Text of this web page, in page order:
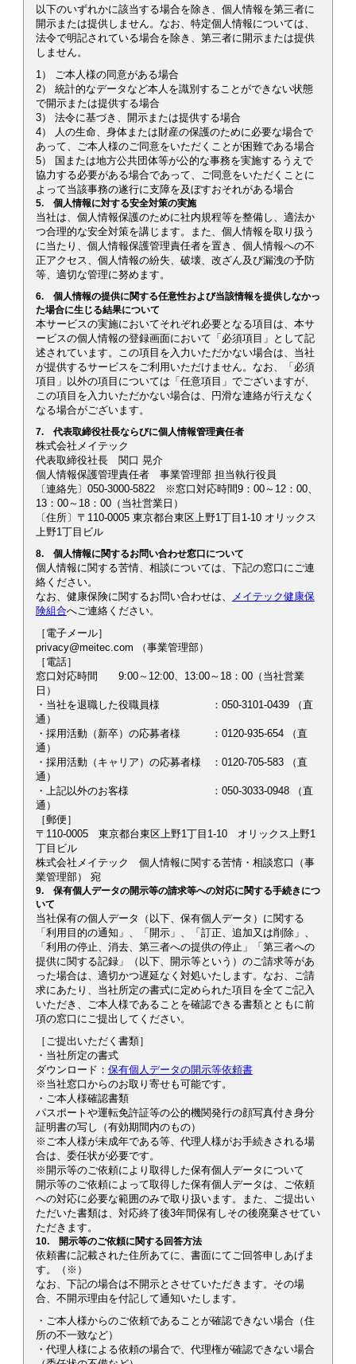
以下のいずれかに該当する場合を除き、個人情報を第三者に
開示または提供しません。なお、特定個人情報については、
法令で明記されている場合を除き、第三者に開示または提供
しません。
1） ご本人様の同意がある場合
2） 統計的なデータなど本人を識別することができない状態
で開示または提供する場合
3） 法令に基づき、開示または提供する場合
4） 人の生命、身体または財産の保護のために必要な場合で
あって、ご本人様のご同意をいただくことが困難である場合
5） 国または地方公共団体等が公的な事務を実施するうえで
協力する必要がある場合であって、ご同意をいただくことに
よって当該事務の遂行に支障を及ぼすおそれがある場合
5. 個人情報に対する安全対策の実施
当社は、個人情報保護のために社内規程等を整備し、適法か
つ合理的な安全対策を講じます。また、個人情報を取り扱う
に当たり、個人情報保護管理責任者を置き、個人情報への不
正アクセス、個人情報の紛失、破壊、改ざん及び漏洩の予防
等、適切な管理に努めます。
6. 個人情報の提供に関する任意性および当該情報を提供しなかっ
た場合に生じる結果について
本サービスの実施においてそれぞれ必要となる項目は、本サ
ービスの個人情報の登録画面において「必須項目」として記
述されています。この項目を入力いただかない場合は、当社
が提供するサービスをご利用いただけません。なお、「必須
項目」以外の項目については「任意項目」でございますが、
この項目を入力いただかない場合は、円滑な連絡が行えなく
なる場合がございます。
7. 代表取締役社長ならびに個人情報管理責任者
株式会社メイテック
代表取締役社長 関口 晃介
個人情報保護管理責任者 事業管理部 担当執行役員
〔連絡先〕050-3000-5822 ※窓口対応時間9：00～12：00、
13：00～18：00（当社営業日）
〔住所〕〒110-0005 東京都台東区上野1丁目1-10 オリックス
上野1丁目ビル
8. 個人情報に関するお問い合わせ窓口について
個人情報に関する苦情、相談については、下記の窓口にご連
絡ください。
なお、健康保険に関するお問い合わせは、
メイテック健康保
険組合へご連絡ください。
［電子メール］
privacy@meitec.com （事業管理部）
［電話］
窓口対応時間 9:00～12:00、13:00～18：00（当社営業
日）
・当社を退職した役職員様 ：050-3101-0439 （直
通）
・採用活動（新卒）の応募者様 ：0120-935-654 （直
通）
・採用活動（キャリア）の応募者様 ：0120-705-583 （直
通）
・上記以外のお客様 ：050-3033-0948 （直
通）
［郵便］
〒110-0005 東京都台東区上野1丁目1-10 オリックス上野1
丁目ビル
株式会社メイテック 個人情報に関する苦情・相談窓口（事
業管理部） 宛
9. 保有個人データの開示等の請求等への対応に関する手続きにつ
いて
当社保有の個人データ（以下、保有個人データ）に関する
「利用目的の通知」、「開示」、「訂正、追加又は削除」、
「利用の停止、消去、第三者への提供の停止」「第三者への
提供に関する記録」（以下、開示等という）のご請求等があ
った場合は、適切かつ遅延なく対処いたします。なお、ご請
求にあたり、当社所定の書式に定められた項目を全てご記入
いただき、ご本人様であることを確認できる書類とともに前
項の窓口にご提出してください。
［ご提出いただく書類］
・当社所定の書式
ダウンロード： 保有個人データの開示等依頼書
※当社窓口からのお取り寄せも可能です。
・ご本人様確認書類
パスポートや運転免許証等の公的機関発行の顔写真付き身分
証明書の写し（有効期間内のもの）
※ご本人様が未成年である等、代理人様がお手続きされる場
合は、委任状が必要です。
※開示等のご依頼により取得した保有個人データについて
開示等のご依頼によって取得した保有個人データは、ご依頼
への対応に必要な範囲のみで取り扱います。また、ご提出い
ただいた書類は、対応終了後3年間保有しその後廃棄させてい
ただきます。
10. 開示等のご依頼に関する回答方法
依頼書に記載された住所あてに、書面にてご回答申しあげま
す。（※）
なお、下記の場合は不開示とさせていただきます。その場
合、不開示理由を付記して通知いたします。
・ご本人様からのご依頼であることが確認できない場合（住
所の不一致など）
・代理人様による依頼の場合で、代理権が確認できない場合